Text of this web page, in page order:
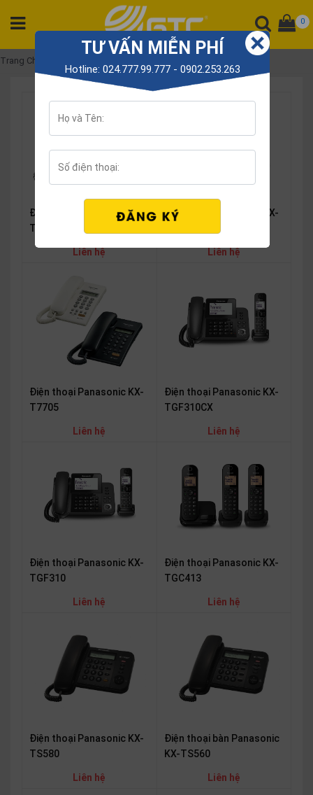
0
Trang Chủ
Điện thoại Panasonic KX-
TS500MX
Liên hệ
Điện thoại Panasonic KX-
Liên hệ
Điện thoại Panasonic KX-
T7705
Liên hệ
Điện thoại Panasonic KX-
TGF310CX
Liên hệ
Điện thoại Panasonic KX-
TGF310
Liên hệ
Điện thoại Panasonic KX-
TGC413
Liên hệ
Điện thoại Panasonic KX-
TS580
Liên hệ
Điện thoại bàn Panasonic
KX-TS560
Liên hệ
DANH
nghe
MỤC
KHÁC
English
TƯ VẤN MIỄN PHÍ
Hotline: 024.777.99.777 - 0902.253.263